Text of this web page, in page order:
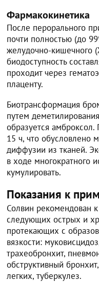
Фармакокинетика
После перорального
почти полностью (до
желудочно-кишечного
биодоступность
проходит через
плаценту.
Биотрансформация
путем
образуется
15 ч, что обусловлено
диффузии из тканей.
в ходе многократного
кумулировать.
Показания к
Солвин рекомендован
следующих острых и
протекающих с
вязкости:
трахеобронхит,
обструктивный
легких, туберкулез.